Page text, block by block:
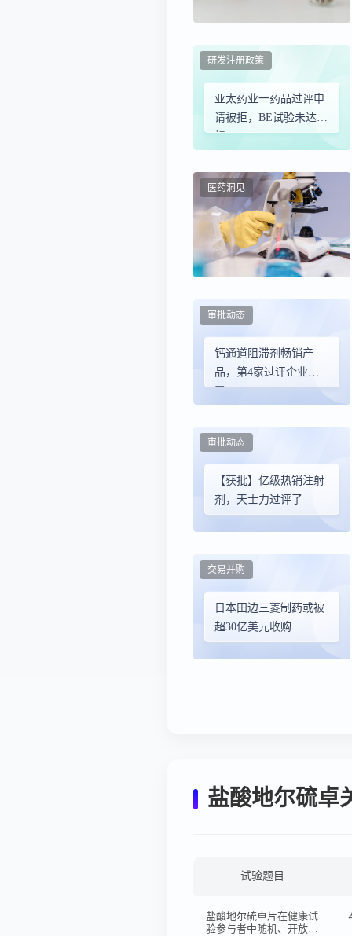
亚太药业一药品过评申
请被拒，BE试验未达
标...
研发注册政策
医药洞见
钙通道阻滞剂畅销产
品，第4家过评企业批
了
审批动态
【获批】亿级热销注射
剂，天士力过评了
审批动态
日本田边三菱制药或被
超30亿美元收购
交易并购
盐酸地尔硫卓
试验题目
盐酸地尔硫卓片在健康试
验参与者中随机、开放、